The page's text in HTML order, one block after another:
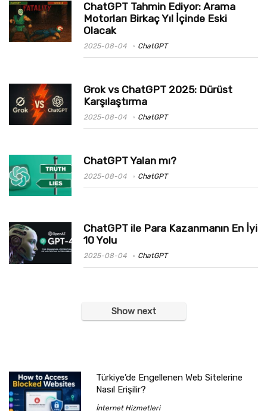
ChatGPT Tahmin Ediyor: Arama
Motorları Birkaç Yıl İçinde Eski
Olacak
2025-08-04 ChatGPT
Grok vs ChatGPT 2025: Dürüst
Karşılaştırma
2025-08-04 ChatGPT
ChatGPT Yalan mı?
2025-08-04 ChatGPT
ChatGPT ile Para Kazanmanın En İyi
10 Yolu
2025-08-04 ChatGPT
Show next
Türkiye’de Engellenen Web Sitelerine
Nasıl Erişilir?
İnternet Hizmetleri